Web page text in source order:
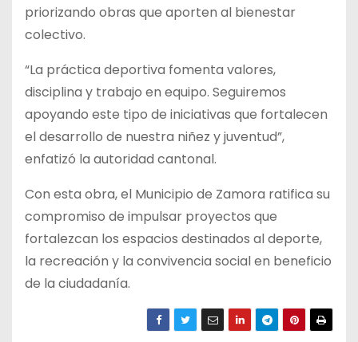
priorizando obras que aporten al bienestar
colectivo.
“La práctica deportiva fomenta valores,
disciplina y trabajo en equipo. Seguiremos
apoyando este tipo de iniciativas que fortalecen
el desarrollo de nuestra niñez y juventud”,
enfatizó la autoridad cantonal.
Con esta obra, el Municipio de Zamora ratifica su
compromiso de impulsar proyectos que
fortalezcan los espacios destinados al deporte,
la recreación y la convivencia social en beneficio
de la ciudadanía.